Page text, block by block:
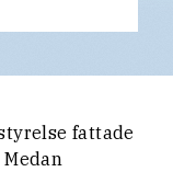
fattade